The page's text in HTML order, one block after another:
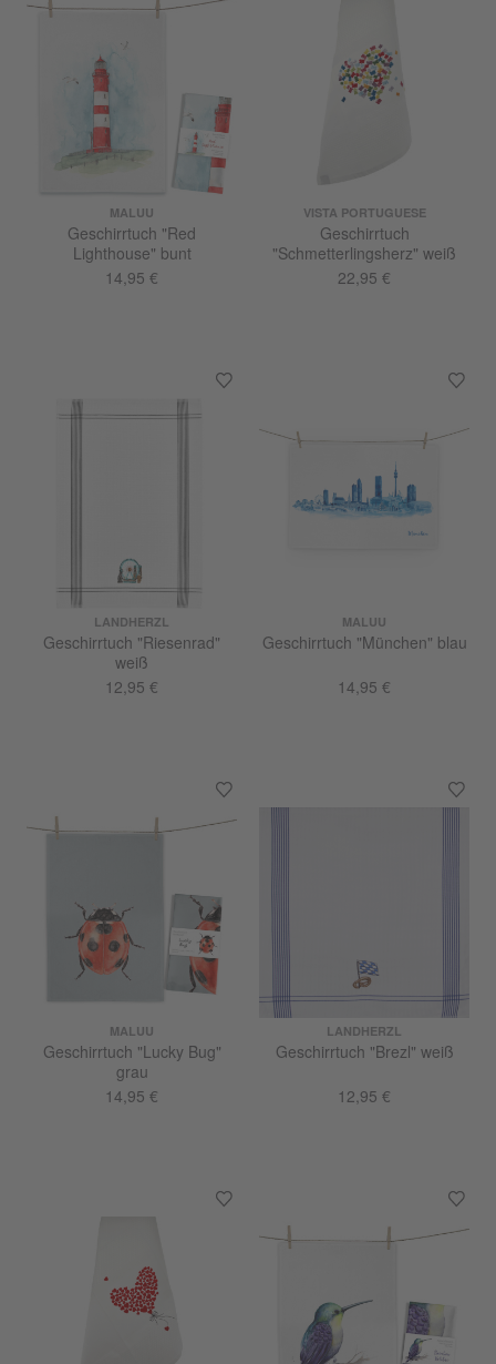
MALUU
Geschirrtuch "Red
Lighthouse" bunt
14,95 €
VISTA PORTUGUESE
Geschirrtuch
"Schmetterlingsherz" weiß
22,95 €
LANDHERZL
Geschirrtuch "Riesenrad"
weiß
12,95 €
MALUU
Geschirrtuch "München" blau
14,95 €
MALUU
Geschirrtuch "Lucky Bug"
grau
14,95 €
LANDHERZL
Geschirrtuch "Brezl" weiß
12,95 €